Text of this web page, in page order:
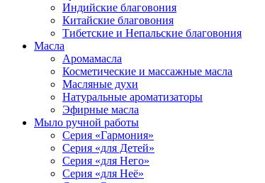
Индийские благовония
Китайские благовония
Тибетские и Непальские благовония
Масла
Аромамасла
Косметические и массажные масла
Масляные духи
Натуральные ароматизаторы
Эфирные масла
Мыло ручной работы
Серия «Гармония»
Серия «для Детей»
Серия «для Него»
Серия «для Неё»